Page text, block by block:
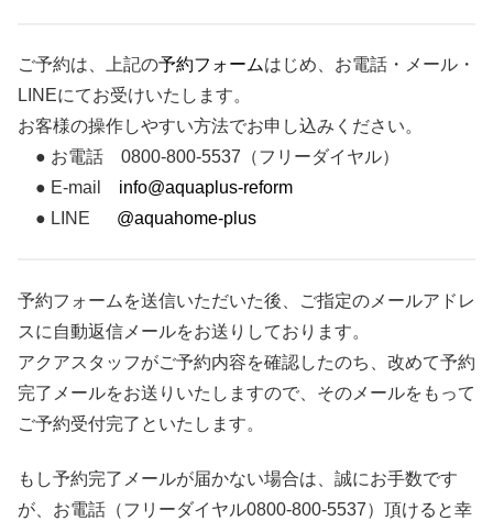
ご予約は、上記の予約フォームはじめ、お電話・メール・
LINEにてお受けいたします。
お客様の操作しやすい方法でお申し込みください。
● お電話 0800-800-5537（フリーダイヤル）
● E-mail info@aquaplus-reform
● LINE @aquahome-plus
予約フォームを送信いただいた後、ご指定のメールアドレ
スに自動返信メールをお送りしております。
アクアスタッフがご予約内容を確認したのち、改めて予約
完了メールをお送りいたしますので、そのメールをもって
ご予約受付完了といたします。
もし予約完了メールが届かない場合は、誠にお手数です
が、お電話（フリーダイヤル0800-800-5537）頂けると幸